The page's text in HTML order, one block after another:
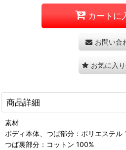
カートに
お問い合
お気に入
商品詳細
素材
ボディ本体、つば部分：ポリエステル
つば裏部分：コットン 100%